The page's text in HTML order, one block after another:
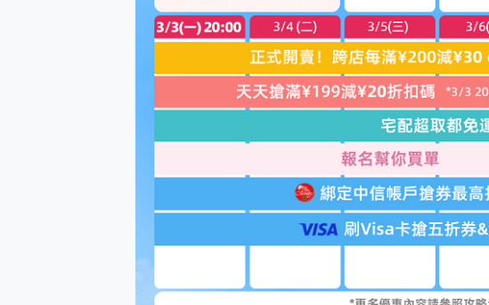
Motorola edge 70 pro 及 moto g37
近八千元的 Soundcore Liberty 5 Pro
ASUS Pad 全面應援 Me Time，加碼愛